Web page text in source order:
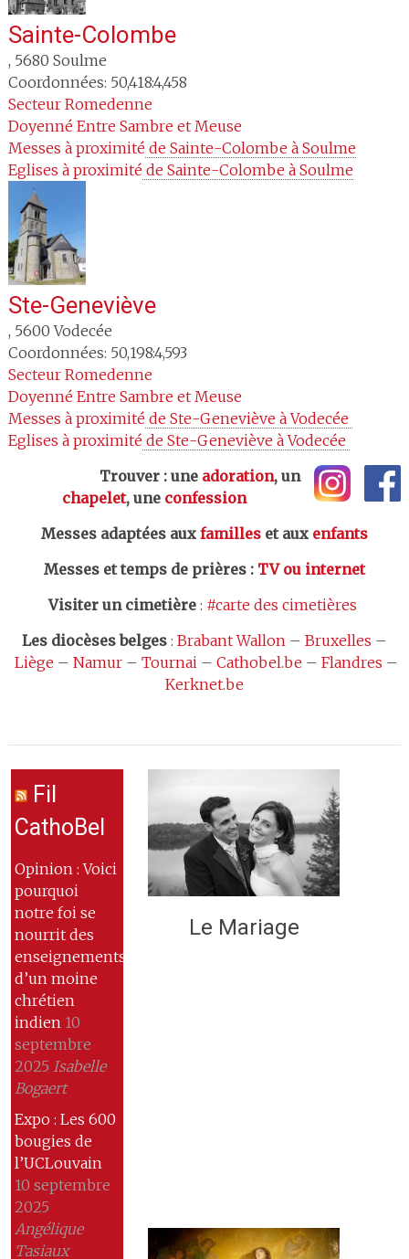
Sainte-Colombe
, 5680 Soulme
Coordonnées: 50,418:4,458
Secteur Romedenne
Doyenné Entre Sambre et Meuse
Messes à proximité de Sainte-Colombe à Soulme
Eglises à proximité de Sainte-Colombe à Soulme
Ste-Geneviève
, 5600 Vodecée
Coordonnées: 50,198:4,593
Secteur Romedenne
Doyenné Entre Sambre et Meuse
Messes à proximité de Ste-Geneviève à Vodecée
Eglises à proximité de Ste-Geneviève à Vodecée
Trouver : une adoration, un
chapelet, une confession
Messes adaptées aux familleset aux enfants
Messes et temps de prières: TV ou internet
Visiter un cimetière: #carte des cimetières
Les diocèses belges: Brabant Wallon – Bruxelles –
Liège – Namur– Tournai – Cathobel.be – Flandres –
Kerknet.be
Fil
CathoBel
Opinion : Voici
pourquoi
notre foi se
nourrit des
enseignements
d’un moine
chrétien
indien 10
septembre
2025 Isabelle
Bogaert
Expo : Les 600
bougies de
l’UCLouvain
10 septembre
2025
Angélique
Tasiaux
Le Mariage